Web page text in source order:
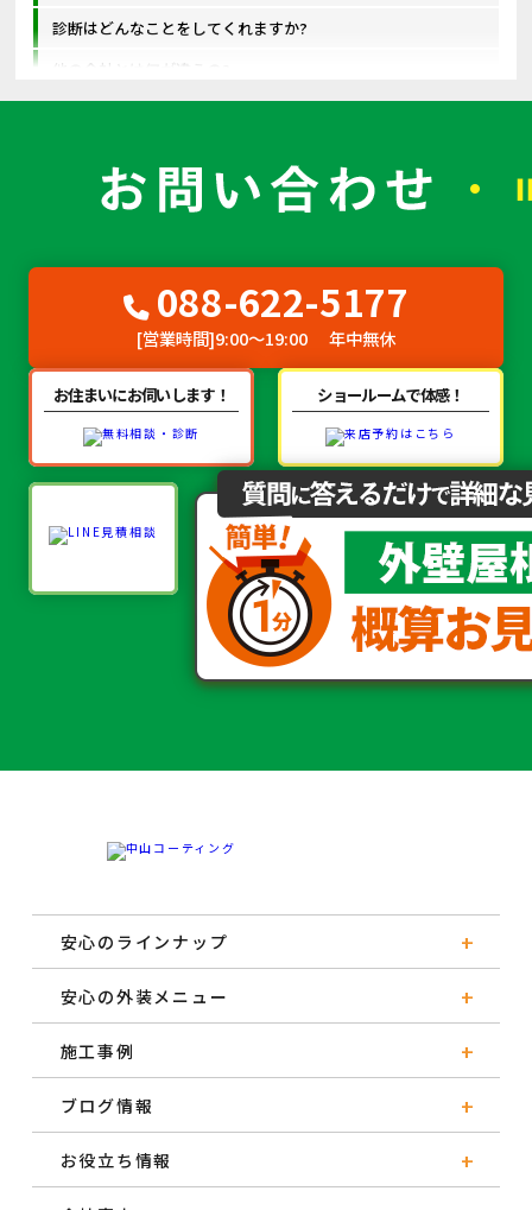
診断はどんなことをしてくれますか?
他の会社とは何が違うの?
088-622-5177
[営業時間]9:00～19:00 年中無休
お住まいにお伺いします！ ショールームで体感！
安心のラインナップ
安心の外装メニュー
施工事例
ブログ情報
お役立ち情報